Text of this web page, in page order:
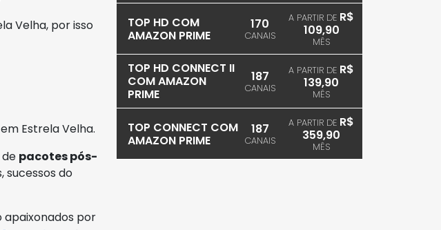
Velha, por isso
Estrela Velha.
pacotes pós-
sucessos do
apaixonados por
TOP HD COM
AMAZON PRIME
170
CANAIS
A PARTIR DE R$
109,90
MÊS
TOP HD CONNECT II
COM AMAZON
PRIME
187
CANAIS
A PARTIR DE R$
139,90
MÊS
TOP CONNECT COM
AMAZON PRIME
187
CANAIS
A PARTIR DE R$
359,90
MÊS